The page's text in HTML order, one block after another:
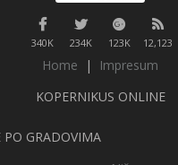
340K 234K 123K 12,123
Home |
Impresum
KOPERNIKUS ONLINE
PO GRADOVIMA